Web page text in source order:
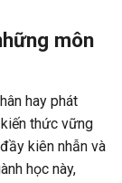
môn
hay phát
thức vững
kiên nhẫn và
học này,